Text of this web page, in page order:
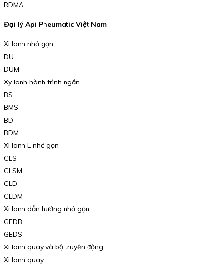
RDMA
Đại lý Api Pneumatic Việt Nam
Xi lanh nhỏ gọn
DU
DUM
Xy lanh hành trình ngắn
BS
BMS
BD
BDM
Xi lanh L nhỏ gọn
CLS
CLSM
CLD
CLDM
Xi lanh dẫn hướng nhỏ gọn
GEDB
GEDS
Xi lanh quay và bộ truyền động
Xi lanh quay